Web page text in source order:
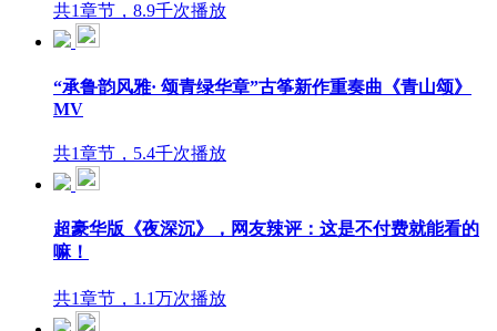
共1章节，8.9千次播放
“承鲁韵风雅· 颂青绿华章”古筝新作重奏曲《青山颂》
MV
共1章节，5.4千次播放
超豪华版《夜深沉》，网友辣评：这是不付费就能看的
嘛！
共1章节，1.1万次播放